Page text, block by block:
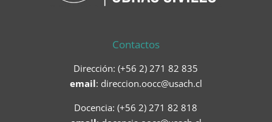
Contactos
Dirección: (+56 2) 271 82 835
email: direccion.oocc@usach.cl
Docencia: (+56 2) 271 82 818